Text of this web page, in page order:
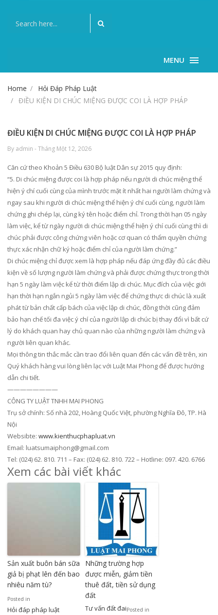
MENU
Home
Hỏi Đáp Pháp Luật
ĐIỀU KIỆN DI CHÚC MIỆNG ĐƯỢC COI LÀ HỢP PHÁP
ĐIỀU KIỆN DI CHÚC MIỆNG ĐƯỢC COI LÀ HỢP PHÁP
By admin - Tháng Một 12, 2026
Căn cứ theo Khoản 5 Điều 630 Bộ luật Dân sự 2015 quy định:
“5. Di chúc miệng được coi là hợp pháp nếu người di chúc miệng thể
hiện ý chí cuối cùng của mình trước mặt ít nhất hai người làm chứng và
ngay sau khi người di chúc miệng thể hiện ý chí cuối cùng, người làm
chứng ghi chép lại, cùng ký tên hoặc điểm chỉ. Trong thời hạn 05 ngày
làm việc, kể từ ngày người di chúc miệng thể hiện ý chí cuối cùng thì di
chúc phải được công chứng viên hoặc cơ quan có thẩm quyền chứng
thực xác nhận chữ ký hoặc điểm chỉ của người làm chứng.”
Di chúc miệng chỉ được xem là hợp pháp nếu đáp ứng đầy đủ các điều
kiện về số lượng người làm chứng và phải được chứng thực trong thời
hạn 5 ngày làm việc kể từ thời điểm lập di chúc. Mục đích của việc giới
hạn thời hạn ngắn ngủi 5 ngày làm việc để chứng thực di chúc là xuất
phát từ bản chất cấp bách của việc lập di chúc, đồng thời cũng đảm
bảo hạn chế tối đa việc ý chí của người lập di chúc bị thay đổi vì bất cứ
lý do khách quan hay chủ quan nào của những người làm chứng và
người liên quan khác.
Mọi thông tin thắc mắc cần trao đổi liên quan đến các vấn đề trên, xin
Quý khách hàng vui lòng liên lạc với Luật Mai Phong để được hướng
dẫn chi tiết.
————————
CÔNG TY LUẬT TNHH MAI PHONG
Trụ sở chính: Số nhà 202, Hoàng Quốc Việt, phường Nghĩa Đô, TP. Hà
Nội
Websibte: www.kienthucphapluat.vn
Email: luatsumaiphong@gmail.com
Tel: (024) 62. 810. 711 – Fax: (024) 62. 810. 722 – Hotline: 097. 420. 6766
Xem các bài viết khác
Sản xuất buôn bán sữa
giả bị phạt lên đến bao
nhiêu năm tù?
Posted in
Hỏi đáp pháp luật
Những trường hợp
được miễn, giảm tiền
thuê đất, tiền sử dụng
đất
Posted in
Tư vấn đất đai